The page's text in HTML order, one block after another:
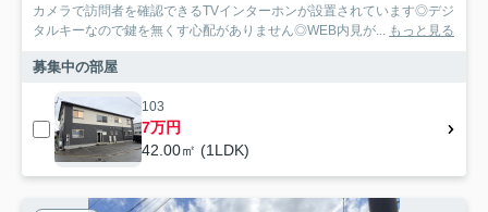
カメラで訪問者を確認できるTVインターホンが設置されています◎デジ
タルキーなので鍵を無くす心配がありません◎WEB内見が... もっと見る
募集中の部屋
103
7万円
42.00㎡ (1LDK)